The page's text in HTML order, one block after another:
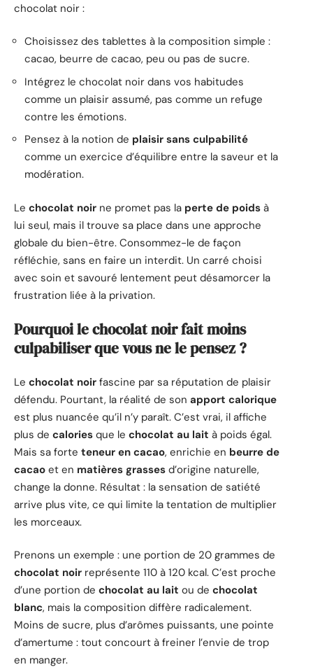
chocolat noir :
Choisissez des tablettes à la composition simple :
cacao, beurre de cacao, peu ou pas de sucre.
Intégrez le chocolat noir dans vos habitudes
comme un plaisir assumé, pas comme un refuge
contre les émotions.
Pensez à la notion de plaisir sans culpabilité
comme un exercice d’équilibre entre la saveur et la
modération.
Le chocolat noir ne promet pas la perte de poids à
lui seul, mais il trouve sa place dans une approche
globale du bien-être. Consommez-le de façon
réfléchie, sans en faire un interdit. Un carré choisi
avec soin et savouré lentement peut désamorcer la
frustration liée à la privation.
Pourquoi le chocolat noir fait moins
culpabiliser que vous ne le pensez ?
Le chocolat noir fascine par sa réputation de plaisir
défendu. Pourtant, la réalité de son apport calorique
est plus nuancée qu’il n’y paraît. C’est vrai, il affiche
plus de calories que le chocolat au lait à poids égal.
Mais sa forte teneur en cacao, enrichie en beurre de
cacao et en matières grasses d’origine naturelle,
change la donne. Résultat : la sensation de satiété
arrive plus vite, ce qui limite la tentation de multiplier
les morceaux.
Prenons un exemple : une portion de 20 grammes de
chocolat noir représente 110 à 120 kcal. C’est proche
d’une portion de chocolat au lait ou de chocolat
blanc, mais la composition diffère radicalement.
Moins de sucre, plus d’arômes puissants, une pointe
d’amertume : tout concourt à freiner l’envie de trop
en manger.